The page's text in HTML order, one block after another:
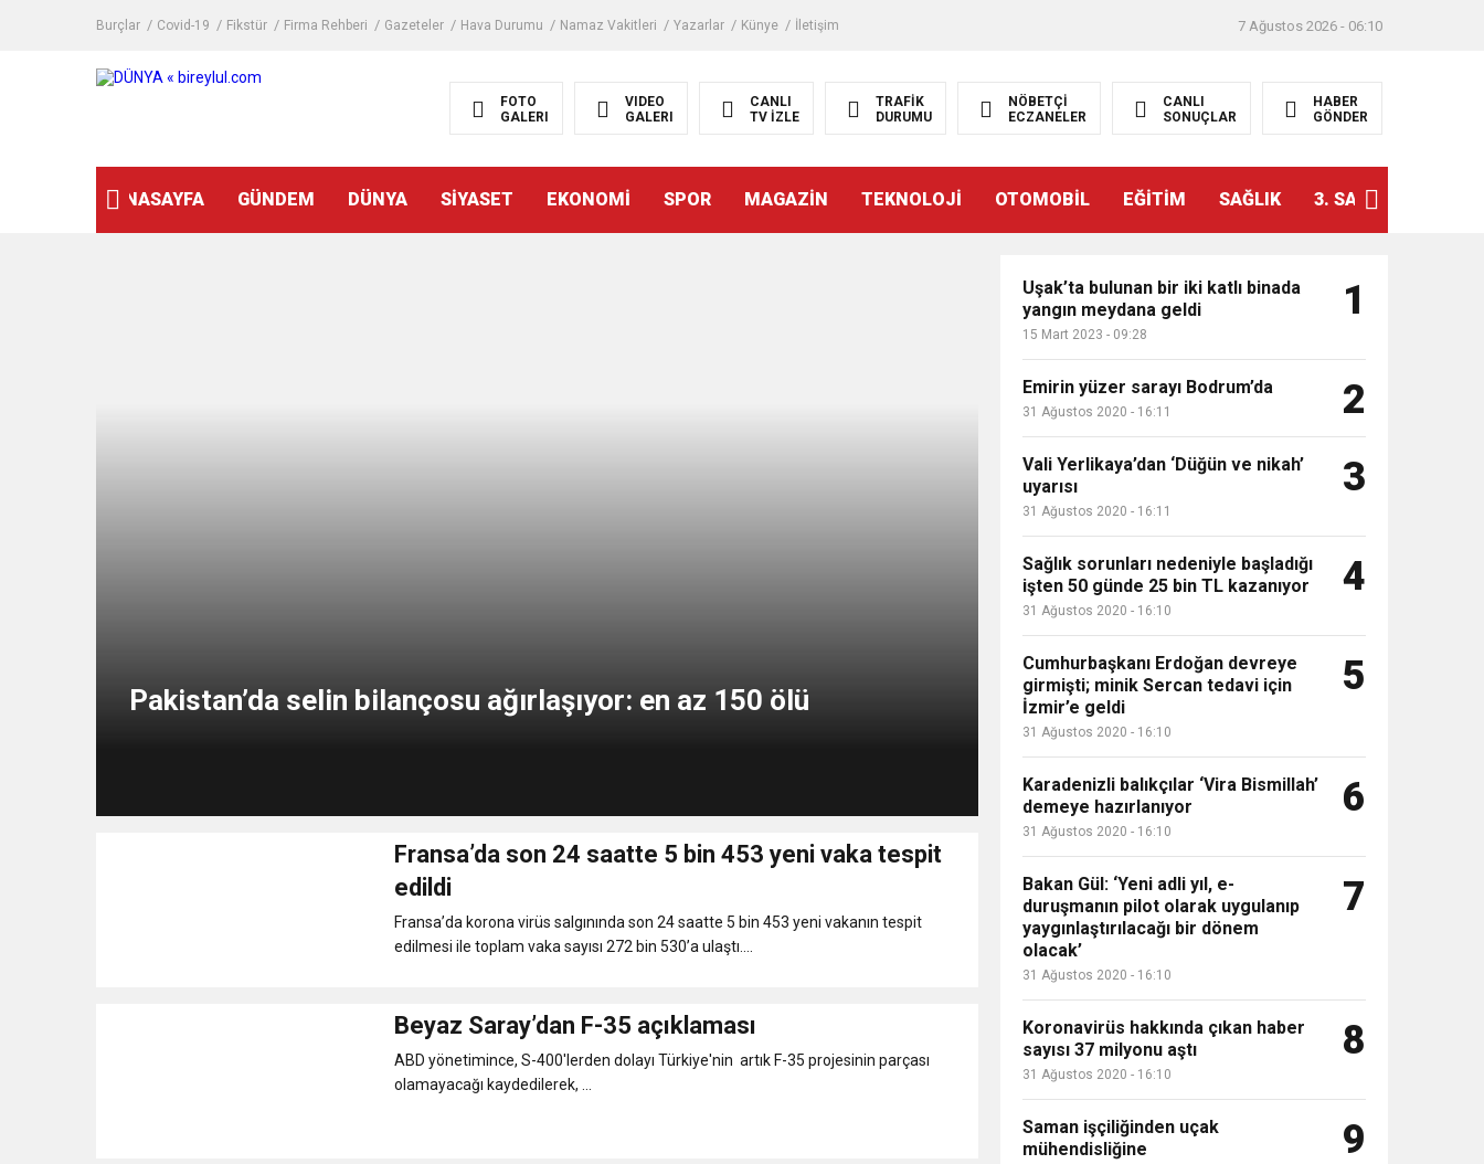
Burçlar Covid-19 Fikstür Firma Rehberi Gazeteler Hava Durumu Namaz Vakitleri Yazarlar Künye İletişim 7 Ağustos 2026 - 06:10
FOTO
GALERI
VIDEO
GALERI
CANLI
TV İZLE
TRAFİK
DURUMU
NÖBETÇİ
ECZANELER
CANLI
SONUÇLAR
HABER
GÖNDER
ANASAYFA GÜNDEM DÜNYA SİYASET EKONOMİ SPOR MAGAZİN TEKNOLOJİ OTOMOBİL EĞİTİM SAĞLIK 3. SAYFA
Pakistan’da selin bilançosu ağırlaşıyor: en az 150 ölü
Rus savaş uçakları Karadeniz
önledi
Fransa’da son 24 saatte 5 bin 453 yeni vaka tespit
edildi
Fransa’da korona virüs salgınında son 24 saatte 5 bin 453 yeni vakanın tespit
edilmesi ile toplam vaka sayısı 272 bin 530’a ulaştı....
Beyaz Saray’dan F-35 açıklaması
ABD yönetimince, S-400'lerden dolayı Türkiye'nin artık F-35 projesinin parçası
olamayacağı kaydedilerek, ...
Uşak’ta bulunan bir iki katlı binada
yangın meydana geldi
15 Mart 2023 - 09:28
1
Emirin yüzer sarayı Bodrum’da
31 Ağustos 2020 - 16:11 2
Vali Yerlikaya’dan ‘Düğün ve nikah’
uyarısı
31 Ağustos 2020 - 16:11
3
Sağlık sorunları nedeniyle başladığı
işten 50 günde 25 bin TL kazanıyor
31 Ağustos 2020 - 16:10
4
Cumhurbaşkanı Erdoğan devreye
girmişti; minik Sercan tedavi için
İzmir’e geldi
31 Ağustos 2020 - 16:10
5
Karadenizli balıkçılar ‘Vira Bismillah’
demeye hazırlanıyor
31 Ağustos 2020 - 16:10
6
Bakan Gül: ‘Yeni adli yıl, e-
duruşmanın pilot olarak uygulanıp
yaygınlaştırılacağı bir dönem
olacak’
31 Ağustos 2020 - 16:10
7
Koronavirüs hakkında çıkan haber
sayısı 37 milyonu aştı
31 Ağustos 2020 - 16:10
8
Saman işçiliğinden uçak
mühendisliğine
9